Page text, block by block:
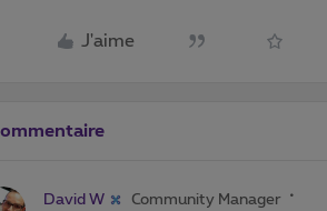
J'aime
David W Community Manager